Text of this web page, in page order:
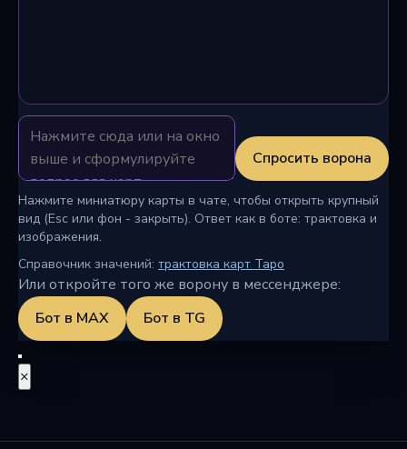
Спросить ворона
Нажмите миниатюру карты в чате, чтобы открыть крупный
вид (Esc или фон - закрыть). Ответ как в боте: трактовка и
изображения.
Справочник значений: трактовка карт Таро
Или откройте того же ворону в мессенджере:
Бот в MAX
Бот в TG
×